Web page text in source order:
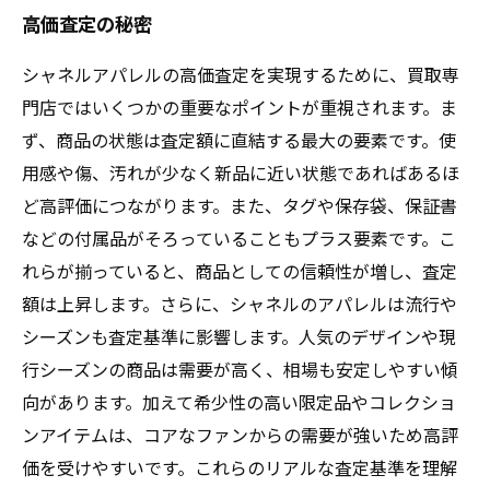
高価査定の秘密
シャネルアパレルの高価査定を実現するために、買取専
門店ではいくつかの重要なポイントが重視されます。ま
ず、商品の状態は査定額に直結する最大の要素です。使
用感や傷、汚れが少なく新品に近い状態であればあるほ
ど高評価につながります。また、タグや保存袋、保証書
などの付属品がそろっていることもプラス要素です。こ
れらが揃っていると、商品としての信頼性が増し、査定
額は上昇します。さらに、シャネルのアパレルは流行や
シーズンも査定基準に影響します。人気のデザインや現
行シーズンの商品は需要が高く、相場も安定しやすい傾
向があります。加えて希少性の高い限定品やコレクショ
ンアイテムは、コアなファンからの需要が強いため高評
価を受けやすいです。これらのリアルな査定基準を理解